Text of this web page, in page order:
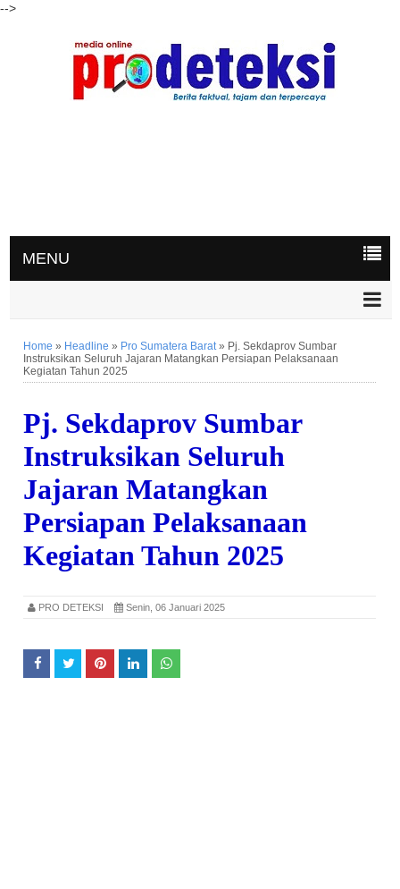
-->
MENU
Home » Headline » Pro Sumatera Barat» Pj. Sekdaprov Sumbar
Instruksikan Seluruh Jajaran Matangkan Persiapan Pelaksanaan
Kegiatan Tahun 2025
Pj. Sekdaprov Sumbar
Instruksikan Seluruh
Jajaran Matangkan
Persiapan Pelaksanaan
Kegiatan Tahun 2025
PRO DETEKSI Senin, 06 Januari 2025